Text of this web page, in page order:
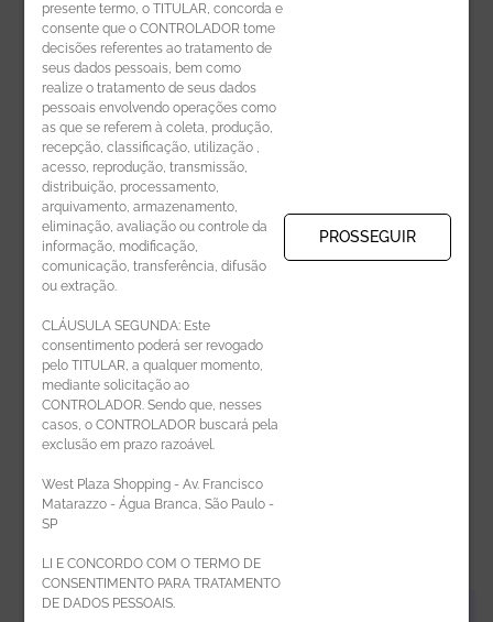
presente termo, o TITULAR, concorda e
consente que o CONTROLADOR tome
decisões referentes ao tratamento de
seus dados pessoais, bem como
realize o tratamento de seus dados
pessoais envolvendo operações como
as que se referem à coleta, produção,
recepção, classificação, utilização ,
acesso, reprodução, transmissão,
distribuição, processamento,
arquivamento, armazenamento,
eliminação, avaliação ou controle da
informação, modificação,
comunicação, transferência, difusão
ou extração.
CLÁUSULA SEGUNDA: Este
consentimento poderá ser revogado
pelo TITULAR, a qualquer momento,
mediante solicitação ao
CONTROLADOR. Sendo que, nesses
casos, o CONTROLADOR buscará pela
exclusão em prazo razoável.
West Plaza Shopping - Av. Francisco
Matarazzo - Água Branca, São Paulo -
SP
LI E CONCORDO COM O TERMO DE
CONSENTIMENTO PARA TRATAMENTO
DE DADOS PESSOAIS.
PROSSEGUIR
Código de Ética de Parceiros
CADASTRE-SE
Receba novidades por e-mail: